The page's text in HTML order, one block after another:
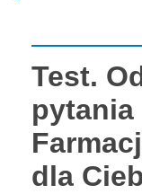
Test.
pytania
dla